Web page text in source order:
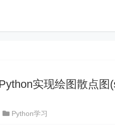
实现绘图散点图
Python学习